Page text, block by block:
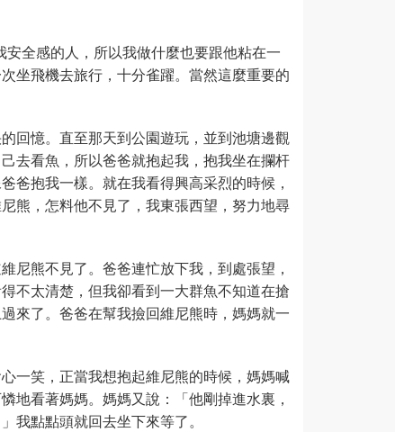
全感的人，所以我做什麼也要跟他粘在一
坐飛機去旅行，十分雀躍。當然這麼重要的
回憶。直至那天到公園遊玩，並到池塘邊觀
去看魚，所以爸爸就抱起我，抱我坐在攔杆
爸抱我一樣。就在我看得興高采烈的時候，
熊，怎料他不見了，我東張西望，努力地尋
尼熊不見了。爸爸連忙放下我，到處張望，
不太清楚，但我卻看到一大群魚不知道在搶
來了。爸爸在幫我撿回維尼熊時，媽媽就一
一笑，正當我想抱起維尼熊的時候，媽媽喊
地看著媽媽。媽媽又說：「他剛掉進水裏，
我點點頭就回去坐下來等了。